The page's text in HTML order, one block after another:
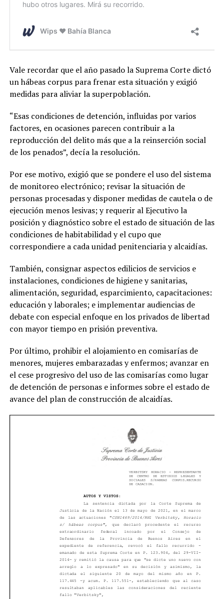
Vale recordar que el año pasado la Suprema Corte dictó
un hábeas corpus para frenar esta situación y exigió
medidas para aliviar la superpoblación.
“Esas condiciones de detención, influidas por varios
factores, en ocasiones parecen contribuir a la
reproducción del delito más que a la reinserción social
de los penados”, decía la resolución.
Por ese motivo, exigió que se pondere el uso del sistema
de monitoreo electrónico; revisar la situación de
personas procesadas y disponer medidas de cautela o de
ejecución menos lesivas; y requerir al Ejecutivo la
posición y diagnóstico sobre el estado de situación de las
condiciones de habitabilidad y el cupo que
correspondiere a cada unidad penitenciaria y alcaidías.
También, consignar aspectos edilicios de servicios e
instalaciones, condiciones de higiene y sanitarias,
alimentación, seguridad, esparcimiento, capacitaciones:
educación y laborales; e implementar audiencias de
debate con especial enfoque en los privados de libertad
con mayor tiempo en prisión preventiva.
Por último, prohibir el alojamiento en comisarías de
menores, mujeres embarazadas y enfermos; avanzar en
el cese progresivo del uso de las comisarías como lugar
de detención de personas e informes sobre el estado de
avance del plan de construcción de alcaidías.